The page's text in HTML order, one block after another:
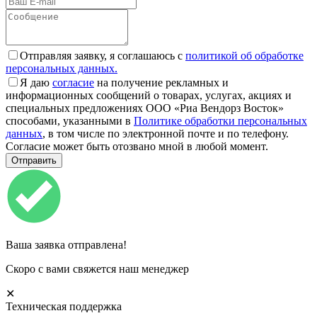
Отправляя заявку, я соглашаюсь с политикой об обработке
персональных данных.
Я даю согласие на получение рекламных и
информационных сообщений о товарах, услугах, акциях и
специальных предложениях ООО «Риа Вендорз Восток»
способами, указанными в Политике обработки персональных
данных, в том числе по электронной почте и по телефону.
Согласие может быть отозвано мной в любой момент.
Ваша заявка отправлена!
Скоро с вами свяжется наш менеджер
✕
Техническая поддержка